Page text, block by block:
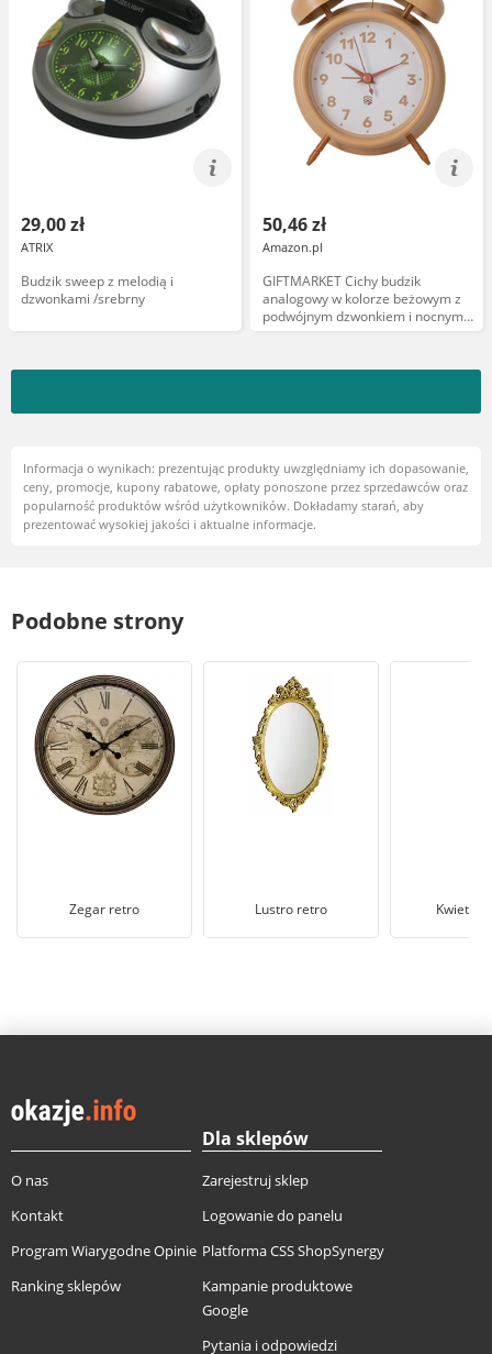
29,00 zł
ATRIX
Budzik sweep z melodią i
dzwonkami /srebrny
50,46 zł
Amazon.pl
GIFTMARKET Cichy budzik
analogowy w kolorze beżowym z
podwójnym dzwonkiem i nocnym
podświetleniem. Budzik retro bez
stolik nocny lub biurko.
Informacja o wynikach: prezentując produkty uwzględniamy ich dopasowanie,
ceny, promocje, kupony rabatowe, opłaty ponoszone przez sprzedawców oraz
popularność produktów wśród użytkowników. Dokładamy starań, aby
prezentować wysokiej jakości i aktualne informacje.
Podobne strony
Zegar retro Lustro retro Kwietnik
O nas
Kontakt
Program Wiarygodne Opinie
Ranking sklepów
Dla sklepów
Zarejestruj sklep
Logowanie do panelu
Platforma CSS ShopSynergy
Kampanie produktowe
Google
Pytania i odpowiedzi